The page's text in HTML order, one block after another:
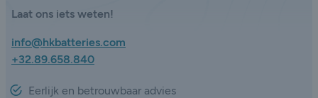
Laat ons iets weten!
info@hkbatteries.com
+32.89.658.840
Eerlijk en betrouwbaar advies